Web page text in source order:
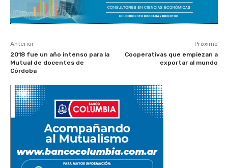
Anterior
2018 fue un año intenso para la
Mutual de docentes de
Córdoba
Próximo
Cooperativas que empiezan a
exportar al mundo